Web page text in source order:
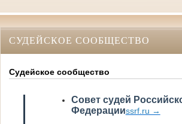
СУДЕЙСКОЕ СООБЩЕСТВО
Судейское сообщество
Совет судей
Федерацииssrf.ru →